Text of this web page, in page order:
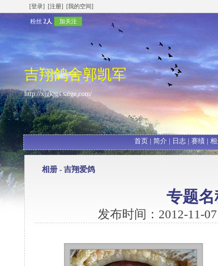
[登录] [注册] [我的空间]
粉丝 2人 加关注
吉翔鸽舍郭凯军
http://xjgkjgs.saige.com/
首页 简介 日志| 赛绩|
相册 - 吉翔爱鸽
专题
发布时间：2012-11-